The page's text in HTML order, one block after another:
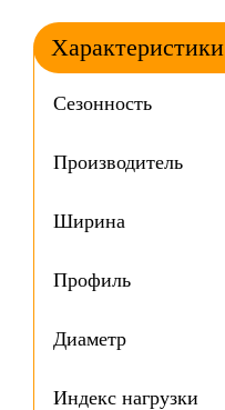
Характеристики
Сезонность
Производитель
Ширина
Профиль
Диаметр
Индекс нагрузки